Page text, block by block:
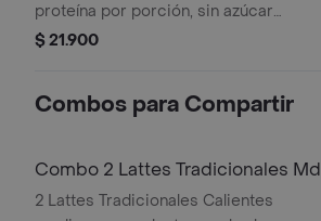
proteína por porción, sin azúcar
añadida. Textura granizada y
$ 21.900
Combos para Compartir
Combo 2 Lattes Tradicionales Md
2 Lattes Tradicionales Calientes